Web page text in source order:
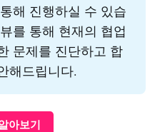
해 진행하실 수 있습
를 통해 현재의 협업
문제를 진단하고 합
해드립니다.
아보기